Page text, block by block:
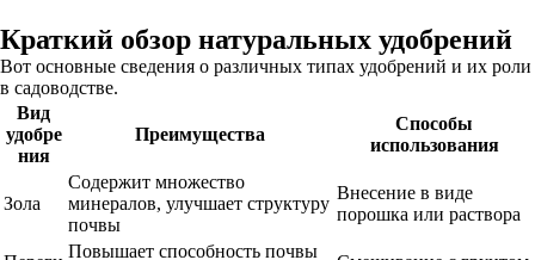
Краткий обзор натуральных удобрений
Вот основные сведения о различных типах удобрений и их роли
в садоводстве.
Вид
удобре
ния
Преимущества
Способы
использования
Зола
Содержит множество
минералов, улучшает структуру
почвы
Внесение в виде
порошка или раствора
Повышает способность почвы